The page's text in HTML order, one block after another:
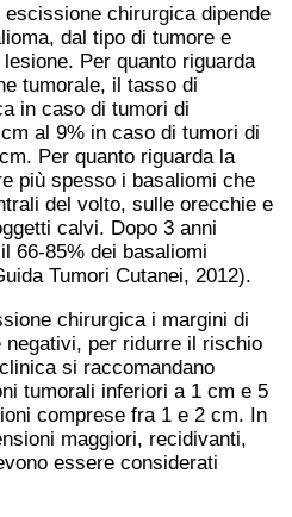
chirurgica dipende
dal tipo di tumore e
Per quanto riguarda
tumorale, il tasso di
in caso di tumori di
al 9% in caso di tumori di
Per quanto riguarda la
più spesso i basaliomi che
del volto, sulle orecchie e
calvi. Dopo 3 anni
66-85% dei basaliomi
Tumori Cutanei, 2012).
chirurgica i margini di
negativi, per ridurre il rischio
si raccomandano
tumorali inferiori a 1 cm e 5
comprese fra 1 e 2 cm. In
maggiori, recidivanti,
essere considerati